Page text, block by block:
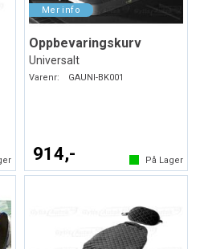
Oppbevaringskurv
Universalt
Varenr: GAUNI-BK001
914,- På Lager